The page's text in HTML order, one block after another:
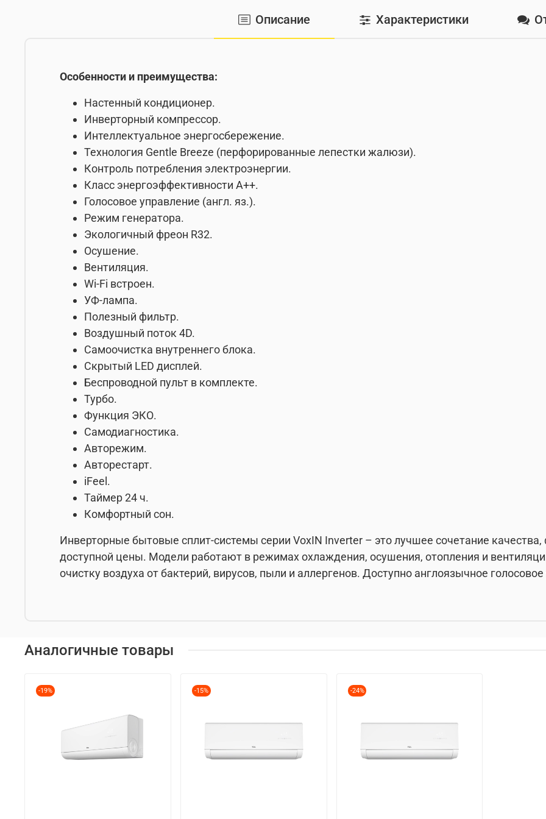
Описание Характеристики
Особенности и преимущества:
Настенный кондиционер.
Инверторный компрессор.
Интеллектуальное энергосбережение.
Технология Gentle Breeze (перфорированные лепестки жалюзи).
Контроль потребления электроэнергии.
Класс энергоэффективности А++.
Голосовое управление (англ. яз.).
Режим генератора.
Экологичный фреон R32.
Осушение.
Вентиляция.
Wi-Fi встроен.
УФ-лампа.
Полезный фильтр.
Воздушный поток 4D.
Самоочистка внутреннего блока.
Скрытый LED дисплей.
Беспроводной пульт в комплекте.
Турбо.
Функция ЭКО.
Самодиагностика.
Авторежим.
Авторестарт.
iFeel.
Таймер 24 ч.
Комфортный сон.
Инверторные бытовые сплит-системы серии VoxIN Inverter – это лучшее сочетание
доступной цены. Модели работают в режимах охлаждения, осушения, отопления и
очистку воздуха от бактерий, вирусов, пыли и аллергенов. Доступно англоязычное
Аналогичные товары
-19% -15% -24%